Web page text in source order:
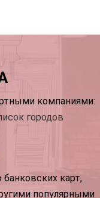
компаниями:
городов
карт,
популярными